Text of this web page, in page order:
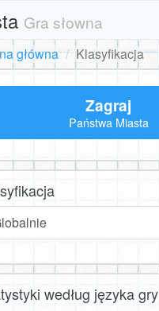
Gra słowna
główna
Klasyfikacja
Zagraj
Państwa Miasta
według języka gry